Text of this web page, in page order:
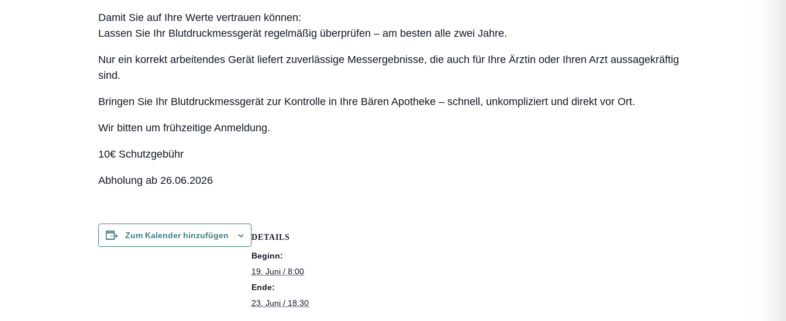
Allergie
Kosmetik
Abholautomat
Damit Sie auf Ihre Werte vertrauen können:
Lassen Sie Ihr Blutdruckmessgerät regelmäßig überprüfen – am besten alle zwei Jahre.
Nur ein korrekt arbeitendes Gerät liefert zuverlässige Messergebnisse, die auch für Ihre Ärztin oder Ihren Arzt aussagekräftig
sind.
Bringen Sie Ihr Blutdruckmessgerät zur Kontrolle in Ihre Bären Apotheke – schnell, unkompliziert und direkt vor Ort.
Wir bitten um frühzeitige Anmeldung.
10€ Schutzgebühr
Abholung ab 26.06.2026
Zum Kalender hinzufügen DETAILS
Beginn:
19. Juni / 8:00
Ende:
23. Juni / 18:30